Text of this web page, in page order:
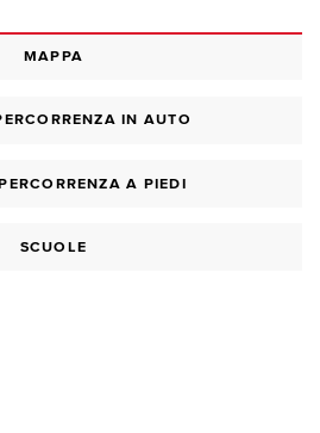
MAPPA
IN AUTO
A PIEDI
SCUOLE